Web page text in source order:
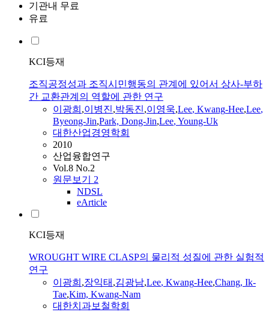
기관내 무료
유료
KCI등재
조직공정성과 조직시민행동의 관계에 있어서 상사-부하
간 교환관계의 역할에 관한 연구
이광희 ,이병진,박동진,이영욱,Lee, Kwang-Hee,Lee,
Byeong-Jin,Park, Dong-Jin,Lee, Young-Uk
대한산업경영학회
2010
산업융합연구
Vol.8 No.2
원문보기 2
NDSL
eArticle
KCI등재
WROUGHT WIRE CLASP의 물리적 성질에 관한 실험적
연구
이광희 ,장익태 ,김광남,Lee, Kwang-Hee,Chang, Ik-
Tae,Kim, Kwang-Nam
대한치과보철학회